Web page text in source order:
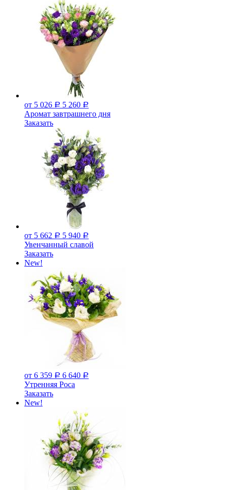
от 5 026 Р 5 260 Р
Аромат завтрашнего дня
Заказать
от 5 662 Р 5 940 Р
Увенчанный славой
Заказать
New!
от 6 359 Р 6 640 Р
Утренняя Роса
Заказать
New!